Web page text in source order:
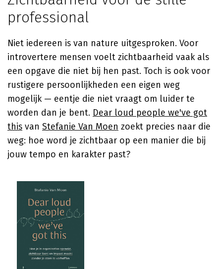
professional
Niet iedereen is van nature uitgesproken. Voor
introvertere mensen voelt zichtbaarheid vaak als
een opgave die niet bij hen past. Toch is ook voor
rustigere persoonlijkheden een eigen weg
mogelijk — eentje die niet vraagt om luider te
worden dan je bent. Dear loud people we've got
this van Stefanie Van Moen zoekt precies naar die
weg: hoe word je zichtbaar op een manier die bij
jouw tempo en karakter past?